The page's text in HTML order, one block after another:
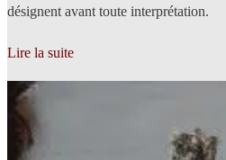
désignent avant toute interprétation.
Lire la suite